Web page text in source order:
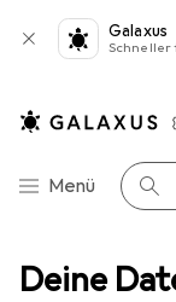
Deine
Galaxus
Schneller
Navigation nach
Menü Suche
Geräte